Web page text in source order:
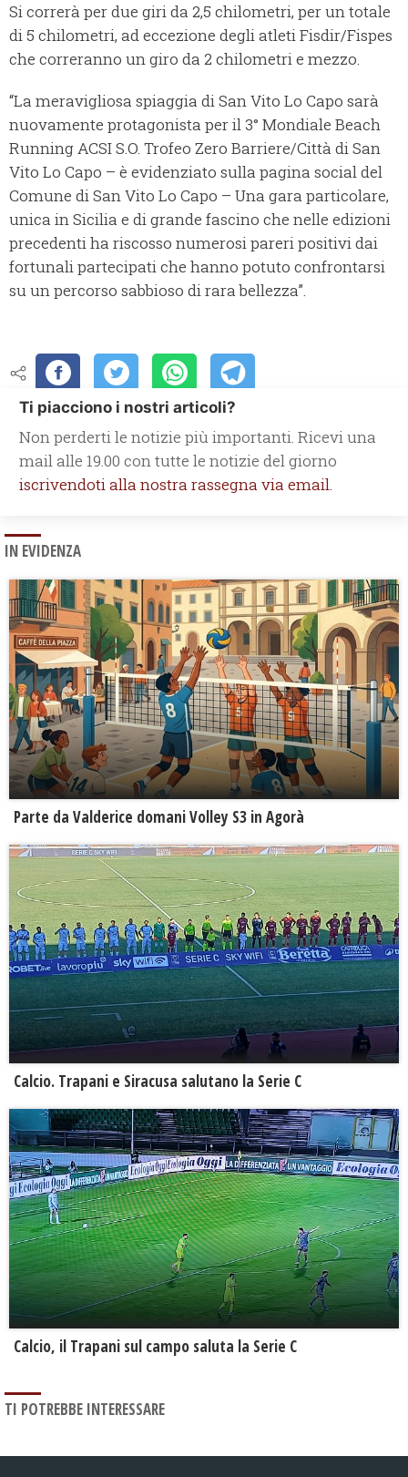
Si correrà per due giri da 2,5 chilometri, per un totale
di 5 chilometri, ad eccezione degli atleti Fisdir/Fispes
che correranno un giro da 2 chilometri e mezzo.
“La meravigliosa spiag­gia di San Vito Lo Capo sarà
nuovamente protagonista per il 3° Mon­dia­le Bea­ch
Run­ning ACSI S.O. Tro­feo Zero Bar­rie­re/Cit­tà di San
Vito Lo Capo – è evidenziato sulla pagina social del
Comune di San Vito Lo Capo – Una gara particolare,
uni­ca in Si­ci­lia e di gran­de fa­sci­no che nelle edi­zio­ni
precedenti ha ri­scos­so numerosi pa­re­ri positivi dai
fortunali partecipati che han­no po­tu­to con­fron­tar­si
su un per­cor­so sabbio­so di rara bel­lez­za”.
Ti piacciono i nostri articoli?
Non perderti le notizie più importanti. Ricevi una
mail alle 19.00 con tutte le notizie del giorno
iscrivendoti alla nostra rassegna via email.
IN EVIDENZA
Parte da Valderice domani Volley S3 in Agorà
Calcio. Trapani e Siracusa salutano la Serie C
Calcio, il Trapani sul campo saluta la Serie C
TI POTREBBE INTERESSARE